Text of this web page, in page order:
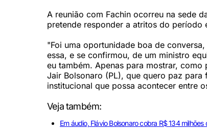
A reunião com Fachin ocorreu na sede
pretende responder a atritos do período
"Foi uma oportunidade boa de
essa, e se confirmou, de um ministro
eu também. Apenas para mostrar,
Jair Bolsonaro (PL), que quero paz
institucional que possa acontecer entre
Veja também:
Em áudio, Flávio Bolsonaro cobra R$ 134 milhões